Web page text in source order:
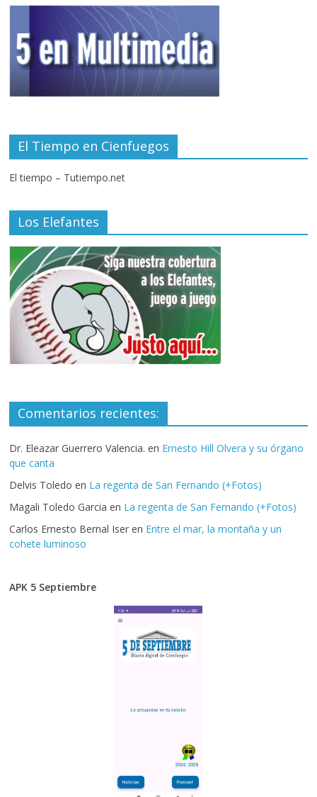
El Tiempo en Cienfuegos
El tiempo – Tutiempo.net
Los Elefantes
Comentarios recientes:
Dr. Eleazar Guerrero Valencia. en Ernesto Hill Olvera y su órgano
que canta
Delvis Toledo en La regenta de San Fernando (+Fotos)
Magali Toledo Garcia en La regenta de San Fernando (+Fotos)
Carlos Ernesto Bernal Iser en Entre el mar, la montaña y un
cohete luminoso
APK 5 Septiembre